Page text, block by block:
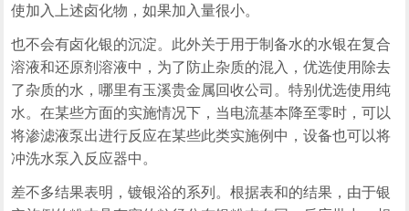
使加入上述卤化物，如果加入量很小。
也不会有卤化银的沉淀。此外关于用于制备水的水银在复合
溶液和还原剂溶液中，为了防止杂质的混入，优选使用除去
了杂质的水，哪里有玉溪贵金属回收公司。特别优选使用纯
水。在某些方面的实施情况下，当电流基本降至零时，可以
将渗滤液泵出进行反应在某些此类实施例中，设备也可以将
冲洗水泵入反应器中。
差不多结果表明，镀银浴的系列。根据表和的结果，由于银